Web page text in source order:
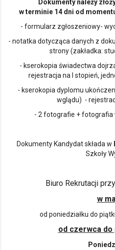
Dokumenty należy
w terminie 14 dni od
- formularz zgłoszeniowy-
- notatka dotycząca danych z
strony (zakładka:
- kserokopia świadectwa
rejestracja na I stopień,
- kserokopia dyplomu
wglądu) -
- 2 fotografie + fotografia
Dokumenty Kandydat składa w
Szkoły
Biuro Rekrutacji
w
od poniedziałku do
od czerwca do